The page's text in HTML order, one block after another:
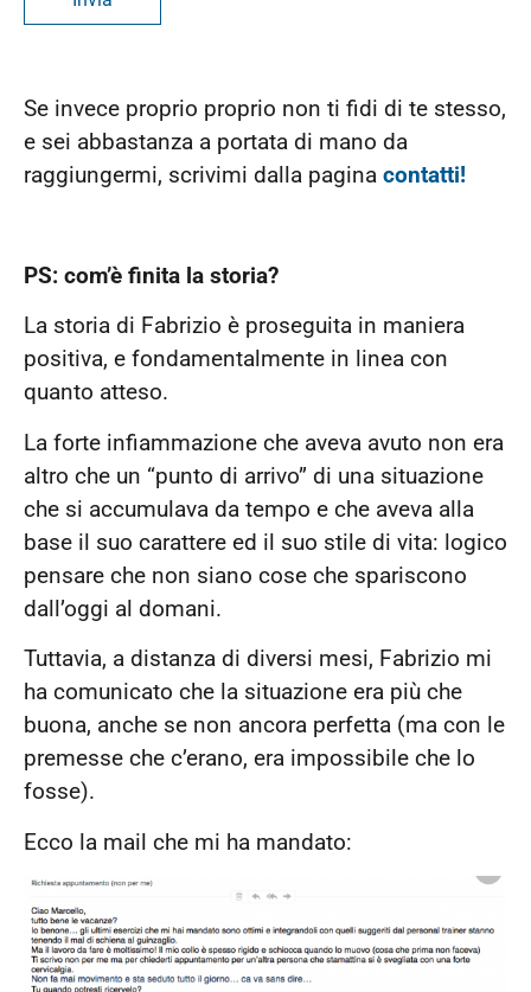
Se invece proprio proprio non ti fidi di te stesso,
e sei abbastanza a portata di mano da
raggiungermi, scrivimi dalla pagina contatti!
PS: com’è finita la storia?
La storia di Fabrizio è proseguita in maniera
positiva, e fondamentalmente in linea con
quanto atteso.
La forte infiammazione che aveva avuto non era
altro che un “punto di arrivo” di una situazione
che si accumulava da tempo e che aveva alla
base il suo carattere ed il suo stile di vita: logico
pensare che non siano cose che spariscono
dall’oggi al domani.
Tuttavia, a distanza di diversi mesi, Fabrizio mi
ha comunicato che la situazione era più che
buona, anche se non ancora perfetta (ma con le
premesse che c’erano, era impossibile che lo
fosse).
Ecco la mail che mi ha mandato: